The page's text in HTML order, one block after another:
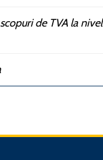
de TVA la nivel